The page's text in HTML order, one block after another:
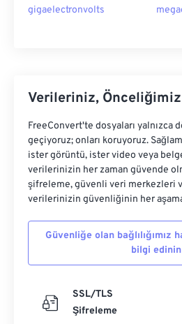
gigaelectronvolts
Verileriniz, Önceliğimiz
FreeConvert'te dosyaları yalnızca
geçiyoruz; onları koruyoruz.
ister görüntü, ister video veya
verilerinizin her zaman güvende
şifreleme, güvenli veri merkezleri
verilerinizin güvenliğinin her
Güvenliğe olan bağlılığımız
bilgi edinin
SSL/TLS
Şifreleme